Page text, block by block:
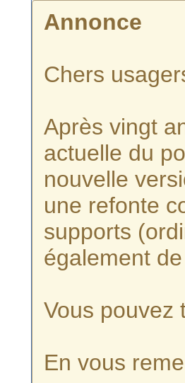
Annonce
Chers
Après vingt
actuelle du
nouvelle
une refonte
supports
également
Vous pouvez
En vous